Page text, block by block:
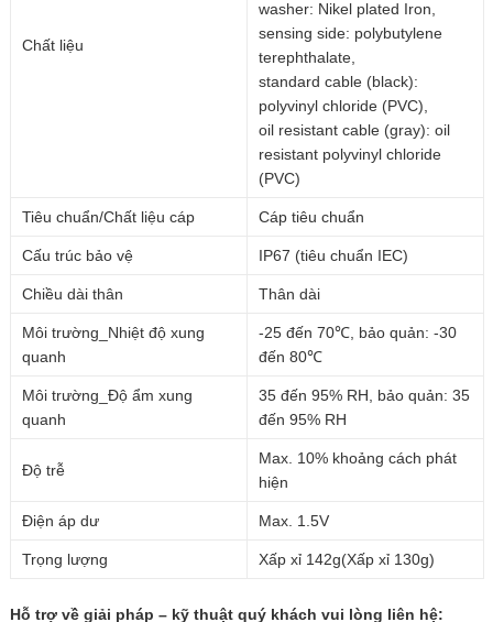
Chất liệu
washer: Nikel plated Iron,
sensing side: polybutylene
terephthalate,
standard cable (black):
polyvinyl chloride (PVC),
oil resistant cable (gray): oil
resistant polyvinyl chloride
(PVC)
Tiêu chuẩn/Chất liệu cáp Cáp tiêu chuẩn
Cấu trúc bảo vệ IP67 (tiêu chuẩn IEC)
Chiều dài thân Thân dài
Môi trường_Nhiệt độ xung
quanh
-25 đến 70℃, bảo quản: -30
đến 80℃
Môi trường_Độ ẩm xung
quanh
35 đến 95% RH, bảo quản: 35
đến 95% RH
Độ trễ
Max. 10% khoảng cách phát
hiện
Điện áp dư Max. 1.5V
Trọng lượng Xấp xỉ 142g(Xấp xỉ 130g)
Hỗ trợ về giải pháp – kỹ thuật quý khách vui lòng liên hệ: